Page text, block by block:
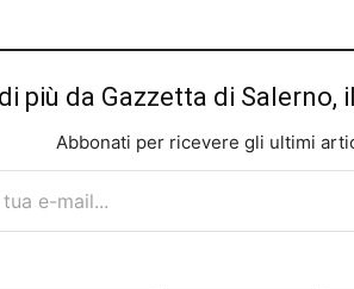
più da Gazzetta di
Abbonati per ricevere gli ultimi